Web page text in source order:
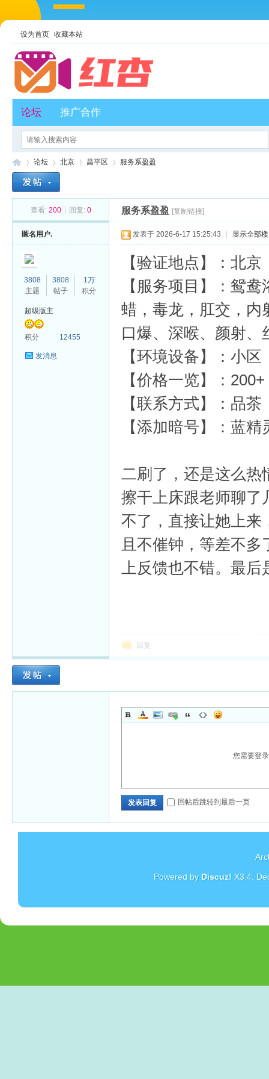
设为首页 收藏本站
论坛 推广合作
论坛
›
北京
›
昌平区 服务系盈盈
查看: 200 回复: 0 服务系盈盈 [复制链接]
匿名用户.
3808
主题
3808
帖子
1万
积分
超级版主
积分 12455
发消息
发表于 2026-6-17 15:25:43 显示全部
【验证地点】：北京
【服务项目】：鸳
蜡，毒龙，肛交，内
口爆、深喉、颜射
【环境设备】：小区
【价格一览】：200+
【联系方式】：品
【添加暗号】：蓝精
二刷了，还是这么热
擦干上床跟老师聊了
不了，直接让她上来
且不催钟，等差不多
上反馈也不错。最后
回复
您需要登
发表回复 回帖后跳转到最后一页
Powered by Discuz! X3.4.